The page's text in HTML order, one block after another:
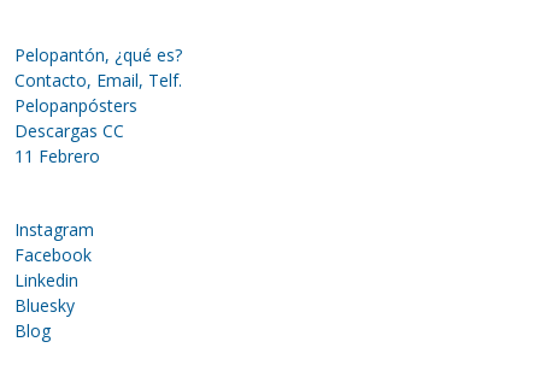
Pelopantón, ¿qué es?
Contacto, Email, Telf.
Pelopanpósters
Descargas CC
11 Febrero
Instagram
Facebook
Linkedin
Bluesky
Blog